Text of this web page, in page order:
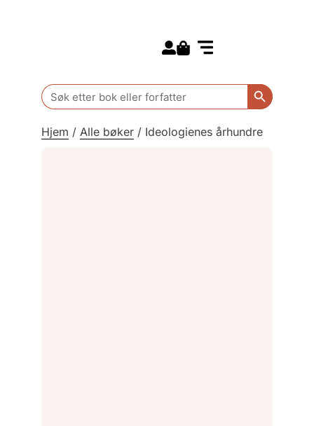
Search
for:
Search
Hjem / Alle bøker / Ideologienes århundre